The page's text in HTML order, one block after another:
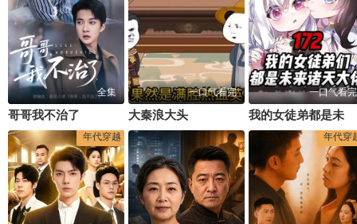
全集
哥哥我不治了
一口气看完
大秦浪大头
一口气看完
年代穿越 年代穿